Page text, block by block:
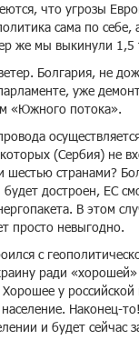
что угрозы
сама по
же мы выкинули 1,5
Болгария, не
уже
«Южного потока».
(Сербия) не
шестью странами?
будет достроен, ЕС
В этом
просто невыгодно.
с
ради
у российской
Наконец-
и будет сейчас